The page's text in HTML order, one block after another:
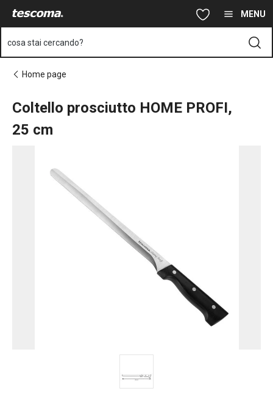
Vai al contenuto principale MENU
cosa stai cercando?
Home page
Coltello prosciutto HOME PROFI,
25 cm